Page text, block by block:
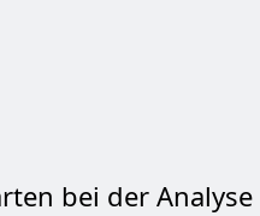
bei der Analyse